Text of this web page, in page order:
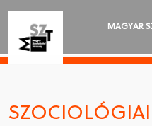
MAGYAR
AKTUALITÁSOK